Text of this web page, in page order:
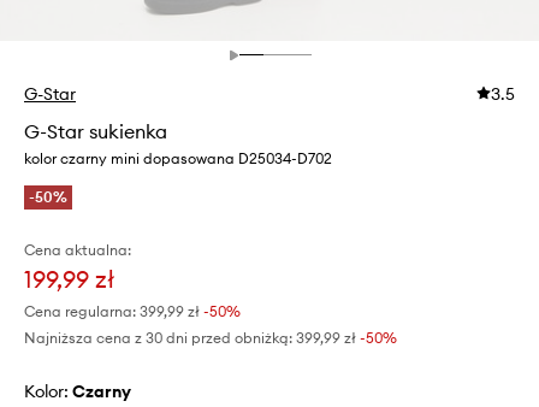
G-Star 3.5
G-Star sukienka
kolor czarny mini dopasowana D25034-D702
-50%
Cena aktualna:
199,99 zł
Cena regularna: 399,99 zł -50%
Najniższa cena z 30 dni przed obniżką: 399,99 zł -50%
Kolor: czarny